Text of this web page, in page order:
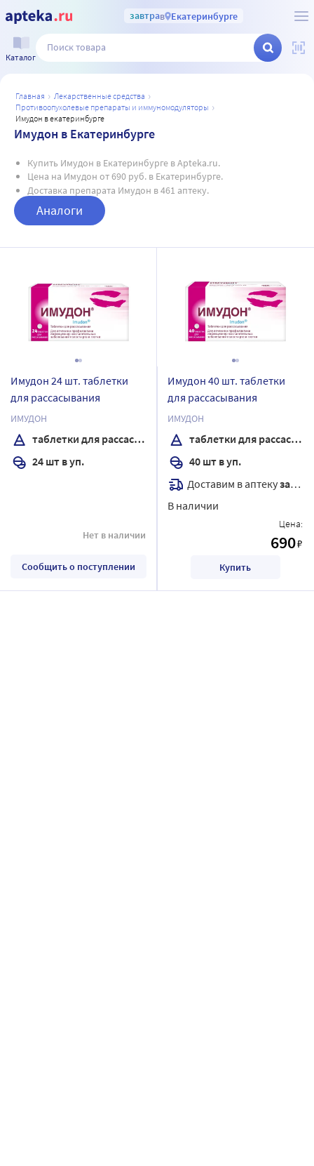
завтрав Екатеринбурге
Каталог
главная
лекарственные средства
противоопухолевые препараты и иммуномодуляторы
имудон в екатеринбурге
Имудон в Екатеринбурге
Купить Имудон в Екатеринбурге в Apteka.ru.
Цена на Имудон от 690 руб. в Екатеринбурге.
Доставка препарата Имудон в 461 аптеку.
Аналоги
Имудон 24 шт. таблетки
для рассасывания
ИМУДОН
таблетки для рассасывания
24 шт в уп.
Нет в наличии
Сообщить о поступлении
Имудон 40 шт. таблетки
для рассасывания
ИМУДОН
таблетки для рассасывания
40 шт в уп.
Доставим в аптекузавтра
В наличии
Цена:
690₽
Купить